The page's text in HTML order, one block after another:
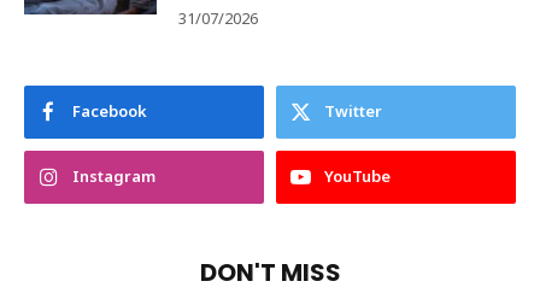
31/07/2026
Facebook Twitter
Instagram YouTube
DON'T MISS